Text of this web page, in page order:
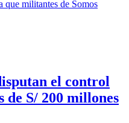
el control
de S/ 200 millones